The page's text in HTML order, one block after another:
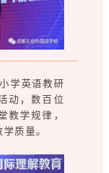
学英语教研
动，数百位
教学规律，
质量。